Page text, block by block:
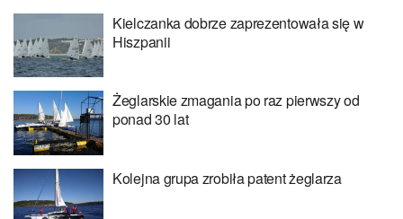
Kielczanka dobrze zaprezentowała się w
Hiszpanii
Żeglarskie zmagania po raz pierwszy od
ponad 30 lat
Kolejna grupa zrobiła patent żeglarza